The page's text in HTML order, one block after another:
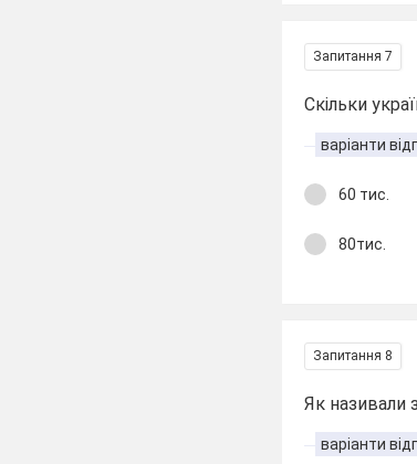
Запитання 7
Скільки
варіанти
60 тис.
80тис.
Запитання 8
Як називали
варіанти